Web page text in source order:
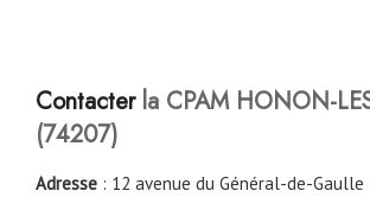
Contacterla CPAM HONON-
(74207)
Adresse : 12 avenue du Général-de-Gaulle